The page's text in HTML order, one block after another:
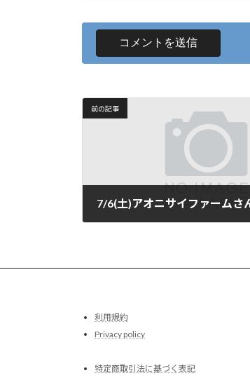
前の記事
利用規約
Privacy policy
特定商取引法に基づく表記